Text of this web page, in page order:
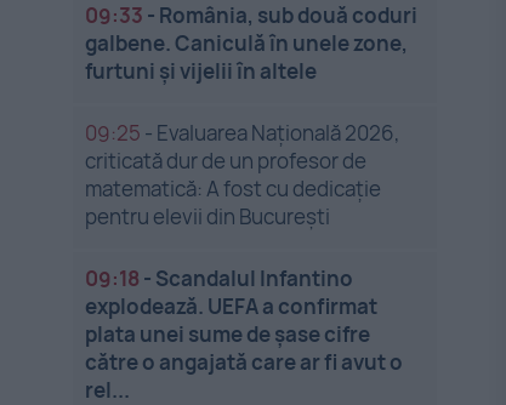
09:33 - România, sub două coduri
galbene. Caniculă în unele zone,
furtuni și vijelii în altele
09:25 - Evaluarea Națională 2026,
criticată dur de un profesor de
matematică: A fost cu dedicație
pentru elevii din București
09:18 - Scandalul Infantino
explodează. UEFA a confirmat
plata unei sume de șase cifre
către o angajată care ar fi avut o
rel...